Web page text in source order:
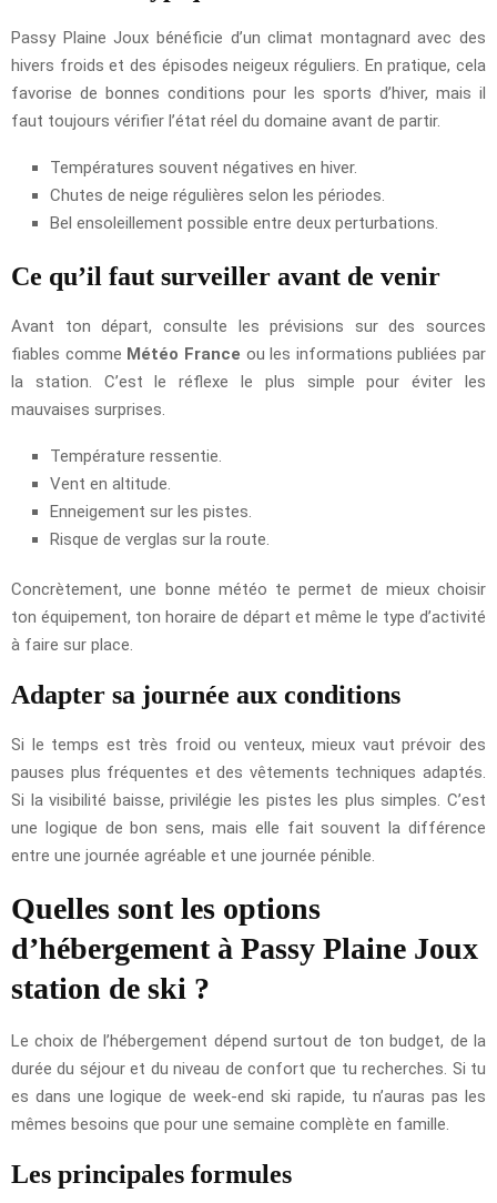
Passy Plaine Joux bénéficie d’un climat montagnard avec des
hivers froids et des épisodes neigeux réguliers. En pratique, cela
favorise de bonnes conditions pour les sports d’hiver, mais il
faut toujours vérifier l’état réel du domaine avant de partir.
Températures souvent négatives en hiver.
Chutes de neige régulières selon les périodes.
Bel ensoleillement possible entre deux perturbations.
Ce qu’il faut surveiller avant de venir
Avant ton départ, consulte les prévisions sur des sources
fiables comme Météo France ou les informations publiées par
la station. C’est le réflexe le plus simple pour éviter les
mauvaises surprises.
Température ressentie.
Vent en altitude.
Enneigement sur les pistes.
Risque de verglas sur la route.
Concrètement, une bonne météo te permet de mieux choisir
ton équipement, ton horaire de départ et même le type d’activité
à faire sur place.
Adapter sa journée aux conditions
Si le temps est très froid ou venteux, mieux vaut prévoir des
pauses plus fréquentes et des vêtements techniques adaptés.
Si la visibilité baisse, privilégie les pistes les plus simples. C’est
une logique de bon sens, mais elle fait souvent la différence
entre une journée agréable et une journée pénible.
Quelles sont les options
d’hébergement à Passy Plaine Joux
station de ski ?
Le choix de l’hébergement dépend surtout de ton budget, de la
durée du séjour et du niveau de confort que tu recherches. Si tu
es dans une logique de week-end ski rapide, tu n’auras pas les
mêmes besoins que pour une semaine complète en famille.
Les principales formules